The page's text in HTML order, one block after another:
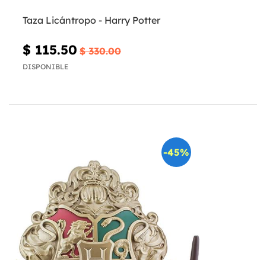
Taza Licántropo - Harry Potter
$ 115.50 $ 330.00
DISPONIBLE
-45%